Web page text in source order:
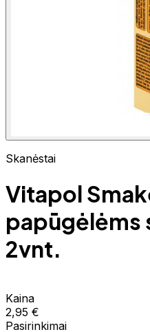
Skanėstai
Vitapol
papūgėlėms
2vnt.
Kaina
2,95 €
Pasirinkimai